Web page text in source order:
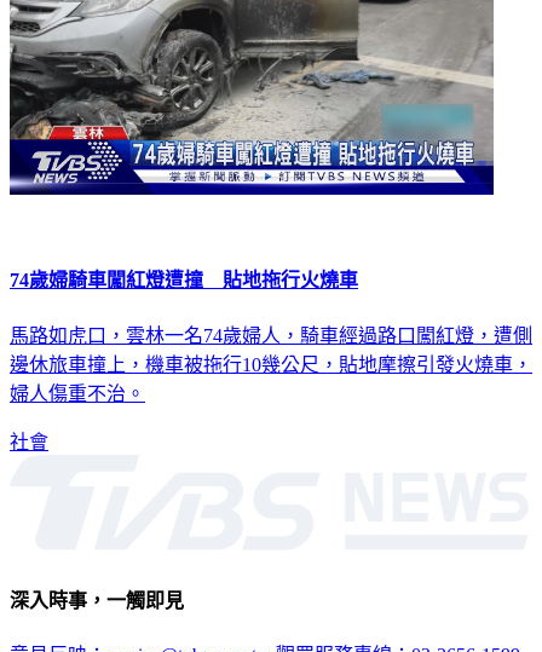
74歲婦騎車闖紅燈遭撞 貼地拖行火燒車
馬路如虎口，雲林一名74歲婦人，騎車經過路口闖紅燈，遭側
邊休旅車撞上，機車被拖行10幾公尺，貼地摩擦引發火燒車，
婦人傷重不治。
社會
深入時事，一觸即見